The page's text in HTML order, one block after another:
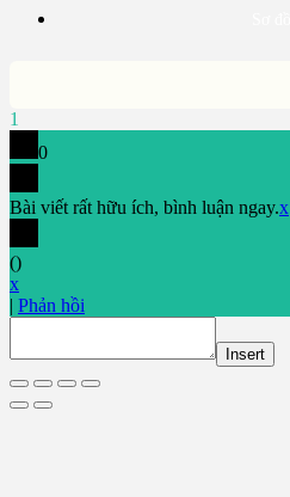
1
0
Bài viết rất hữu ích, bình luận ngay.x
()
x
| Phản hồi
Insert